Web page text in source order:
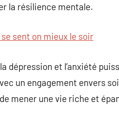
la résilience mentale.
sent on mieux le soir
dépression et l’anxiété
un engagement envers
mener une vie riche et